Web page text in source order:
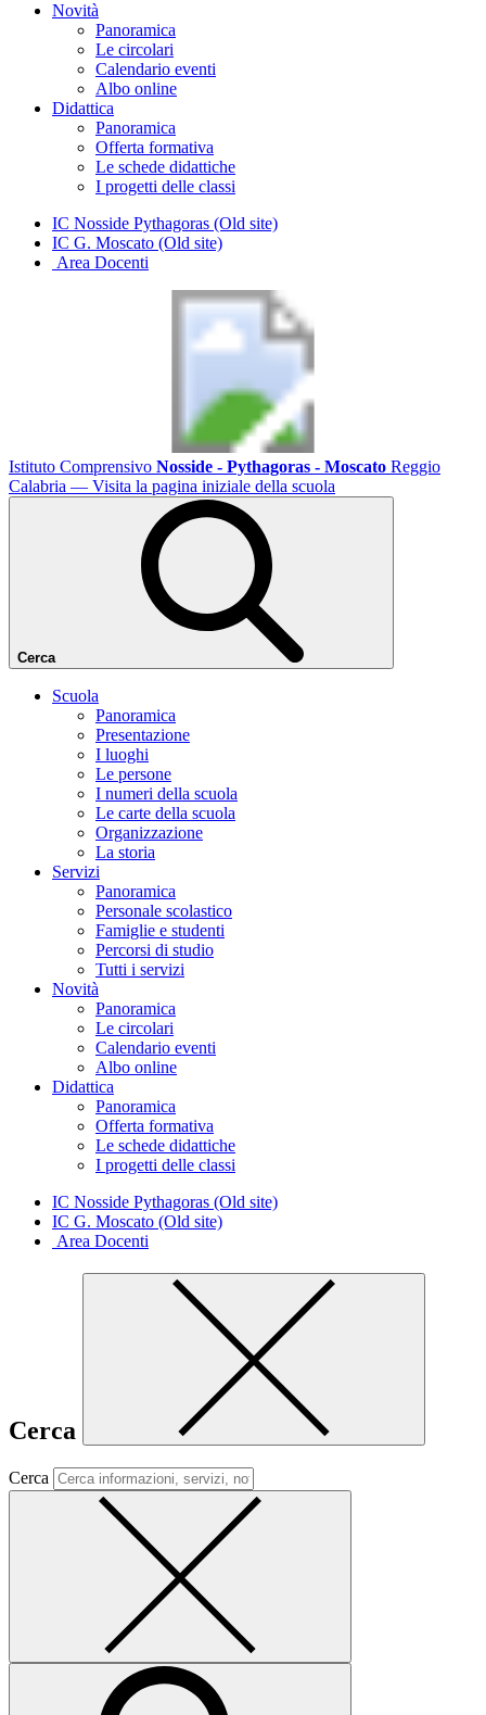
Novità
Panoramica
Le circolari
Calendario eventi
Albo online
Didattica
Panoramica
Offerta formativa
Le schede didattiche
I progetti delle classi
IC Nosside Pythagoras (Old site)
IC G. Moscato (Old site)
Area Docenti
Istituto Comprensivo Nosside - Pythagoras - Moscato Reggio
Calabria — Visita la pagina iniziale della scuola
Cerca
Scuola
Panoramica
Presentazione
I luoghi
Le persone
I numeri della scuola
Le carte della scuola
Organizzazione
La storia
Servizi
Panoramica
Personale scolastico
Famiglie e studenti
Percorsi di studio
Tutti i servizi
Novità
Panoramica
Le circolari
Calendario eventi
Albo online
Didattica
Panoramica
Offerta formativa
Le schede didattiche
I progetti delle classi
IC Nosside Pythagoras (Old site)
IC G. Moscato (Old site)
Area Docenti
Cerca
Cerca